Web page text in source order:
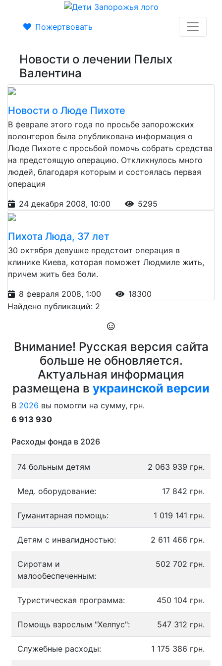
Пожертвовать
Новости о лечении Пелых
Валентина
Новости о Люде Пихоте
В феврале этого года по просьбе запорожских
волонтеров была опубликована информация о
Люде Пихоте с просьбой помочь собрать средства
на предстоящую операцию. Откликнулось много
людей, благодаря которым и состоялась первая
операция
24 декабря 2008, 10:00
5295
Пихота Люда, 37 лет
30 октября девушке предстоит операция в
клинике Киева, которая поможет Людмиле жить,
причем жить без боли.
8 февраля 2008, 1:00
18300
Найдено публикаций: 2
Внимание! Русская версия сайта
больше не обновляется.
Актуальная информация
размещена в украинской версии
В 2026 вы помогли на сумму, грн.
6 913 930
Расходы фонда в 2026
74 больным детям 2 063 939 грн.
Мед. оборудование: 17 842 грн.
Гуманитарная помощь: 1 019 141 грн.
Детям с инвалидностью: 2 611 466 грн.
Сиротам и
малообеспеченным:
502 702 грн.
Туристическая программа: 450 104 грн.
Помощь взрослым "Хелпус": 547 312 грн.
Служебные расходы: 1 175 386 грн.